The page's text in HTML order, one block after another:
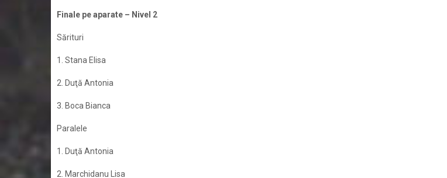
Finale pe aparate – Nivel 2
Sărituri
1. Stana Elisa
2. Duţă Antonia
3. Boca Bianca
Paralele
1. Duţă Antonia
2. Marchidanu Lisa